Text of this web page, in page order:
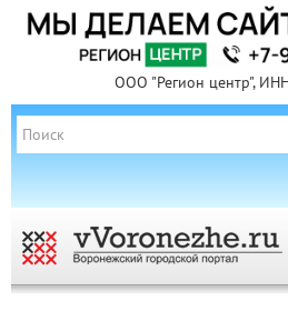
ООО "Регион центр",